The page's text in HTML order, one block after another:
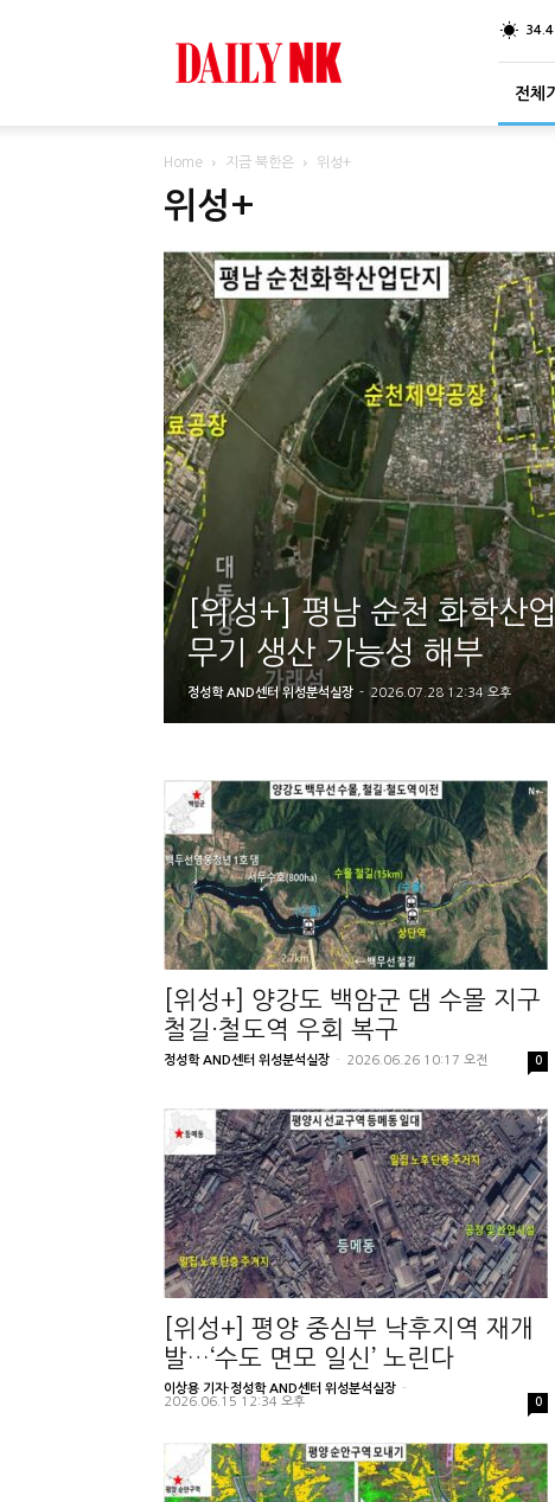
34.4
전체
Home 지금 북한은 위성+
위성+
[위성+] 평남 순천 화학산
무기 생산 가능성 해부
정성학 AND센터 위성분석실장 - 2026.07.28 12:34 오후
[위성+] 양강도 백암군 댐 수몰 지구
철길·철도역 우회 복구
정성학 AND센터 위성분석실장 - 2026.06.26 10:17 오전 0
[위성+] 평양 중심부 낙후지역 재개
발…‘수도 면모 일신’ 노린다
이상용 기자·정성학 AND센터 위성분석실장 -
2026.06.15 12:34 오후
0